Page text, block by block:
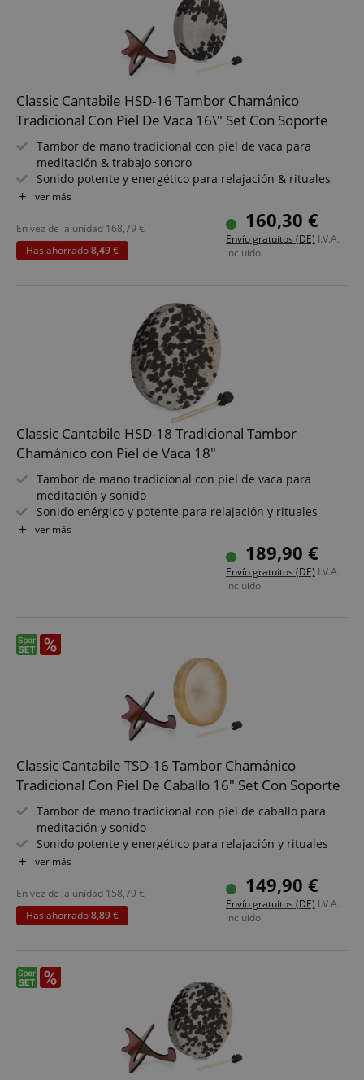
Classic Cantabile HSD-16 Tambor Chamánico
Tradicional Con Piel De Vaca 16\" Set Con Soporte
Tambor de mano tradicional con piel de vaca para
meditación & trabajo sonoro
Sonido potente y energético para relajación & rituales
Tamaño: 16" (Ø 41 cm) para tonos graves potentes &
Incluye sujeción - toca cómodamente sentado & de pie
Incluye mazo - listo para tocar en talleres & sesiones
Ideal para terapia sonora, meditación & práctica
ver más
160,30 €
Envío gratuitos (DE) I.V.A.
incluido
En vez de la unidad 168,79 €
Has ahorrado8,49 €
Classic Cantabile HSD-18 Tradicional Tambor
Chamánico con Piel de Vaca 18"
Tambor de mano tradicional con piel de vaca para
meditación y sonido
Sonido enérgico y potente para relajación y rituales
Tamaño: 18" (Ø 46 cm) para graves contundentes y
Incluye sistema de sujeción - toca cómodamente
Incluye maza - listo para tocar en talleres y sesiones
ver más
189,90 €
Envío gratuitos (DE) I.V.A.
incluido
Classic Cantabile TSD-16 Tambor Chamánico
Tradicional Con Piel De Caballo 16" Set Con Soporte
Tambor de mano tradicional con piel de caballo para
meditación y sonido
Sonido potente y energético para relajación y rituales
Tamaño: 16" (Ø 41 cm) para potentes tonos graves y
Incluye sistema de sujeción - toca cómodamente
sentado o de pie
Incluye mazo - listo para tocar en talleres y sesiones
Pack ahorro que incluye soporte
ver más
149,90 €
Envío gratuitos (DE) I.V.A.
incluido
En vez de la unidad 158,79 €
Has ahorrado8,89 €